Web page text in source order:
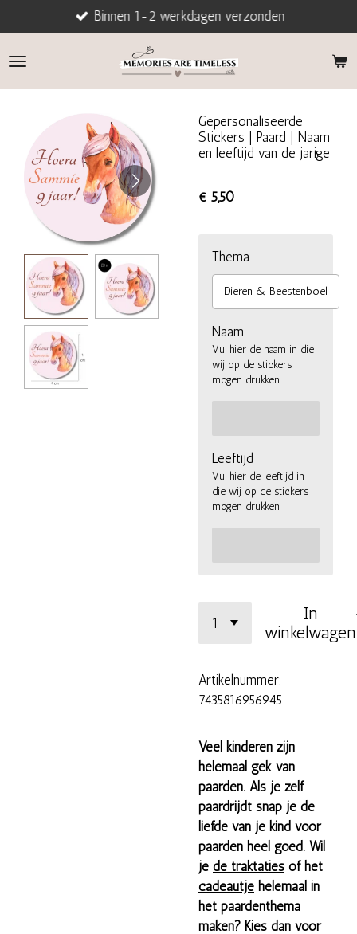
direct
naar
Binnen 1-2 werkdagen verzonden
Gepersonaliseerde
Stickers | Paard | Naam
en leeftijd van de jarige
€ 5,50
Thema
Dieren & Beestenboel
Naam
Vul hier de naam in die
wij op de stickers
mogen drukken
Leeftijd
Vul hier de leeftijd in
die wij op de stickers
mogen drukken
In
winkelwagen
Artikelnummer:
7435816956945
Veel kinderen zijn
helemaal gek van
paarden. Als je zelf
paardrijdt snap je de
liefde van je kind voor
paarden heel goed. Wil
je de traktaties of het
cadeautje helemaal in
het paardenthema
maken? Kies dan voor